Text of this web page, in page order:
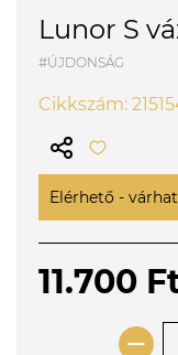
Lunor S
#ÚJDONSÁG
Cikkszám:
Elérhető -
11.700